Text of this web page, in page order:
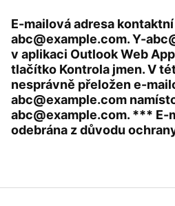
E-mailová adresa
abc@example.com. Y-
v aplikaci Outlook Web
tlačítko Kontrola jmen. V
nesprávně přeložen e-
abc@example.com
abc@example.com. *** E-
odebrána z důvodu